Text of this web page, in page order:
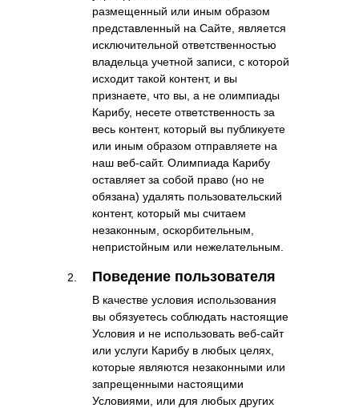
размещенный или иным образом
представленный на Сайте, является
исключительной ответственностью
владельца учетной записи, с которой
исходит такой контент, и вы
признаете, что вы, а не олимпиады
Карибу, несете ответственность за
весь контент, который вы публикуете
или иным образом отправляете на
наш веб-сайт. Олимпиада Карибу
оставляет за собой право (но не
обязана) удалять пользовательский
контент, который мы считаем
незаконным, оскорбительным,
непристойным или нежелательным.
Поведение пользователя
В качестве условия использования
вы обязуетесь соблюдать настоящие
Условия и не использовать веб-сайт
или услуги Карибу в любых целях,
которые являются незаконными или
запрещенными настоящими
Условиями, или для любых других